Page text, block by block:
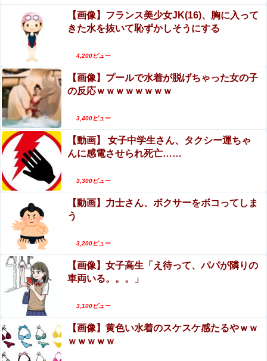
と話題に
【画像】山之内すず、おっぱいが聳え立つｗｗｗｗｗｗｗ
【動画】日本の美女アイドル、海外イベントでエロす
ぎる乳首ポロリしてしまうｗｗｗｗｗｗ
トランプ「イランが核兵器を作れば、イタリアを2分で消
滅させる」メローニ「核を持っている国で実際に使ったア
ホはアメリカだけｗ」
Powered by livedoor 相互RSS
青山ひかる、濡れ場や乳首透けヌードがエロ過ぎ
る！写真集おっぱい、最高！！
エロ漫画『性転換アプリの正しい使い方』をraw
やhitomiを使わずに無料で読む方法│もげたま
【画像】フランス美少女JK(16)、胸に入って
きた水を抜いて恥ずかしそうにする
4,200ビュー
【画像】プールで水着が脱げちゃった女の子
の反応ｗｗｗｗｗｗｗｗ
3,400ビュー
【動画】 女子中学生さん、タクシー運ちゃ
んに感電させられ死亡……
3,300ビュー
【動画】力士さん、ボクサーをボコってしま
う
3,200ビュー
【画像】女子高生「え待って、パパが隣りの
車両いる。。。」
3,100ビュー
【画像】黄色い水着のスケスケ感たるやｗｗ
ｗｗｗｗｗ